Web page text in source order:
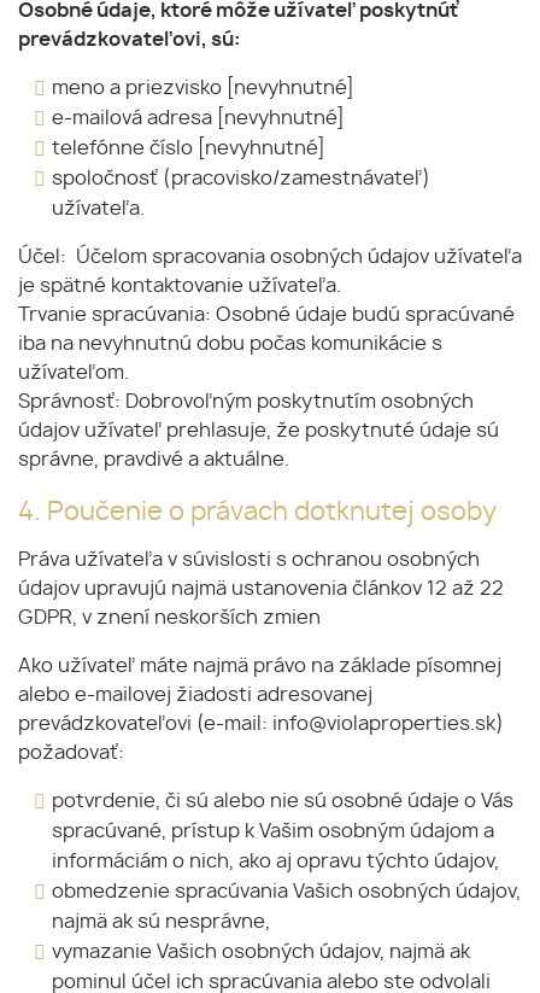
Osobné údaje, ktoré môže užívateľ poskytnúť
prevádzkovateľovi, sú:
meno a priezvisko [nevyhnutné]
e-mailová adresa [nevyhnutné]
telefónne číslo [nevyhnutné]
spoločnosť (pracovisko/zamestnávateľ)
užívateľa.
Účel: Účelom spracovania osobných údajov užívateľa
je spätné kontaktovanie užívateľa.
Trvanie spracúvania: Osobné údaje budú spracúvané
iba na nevyhnutnú dobu počas komunikácie s
užívateľom.
Správnosť: Dobrovoľným poskytnutím osobných
údajov užívateľ prehlasuje, že poskytnuté údaje sú
správne, pravdivé a aktuálne.
4. Poučenie o právach dotknutej osoby
Práva užívateľa v súvislosti s ochranou osobných
údajov upravujú najmä ustanovenia článkov 12 až 22
GDPR, v znení neskorších zmien
Ako užívateľ máte najmä právo na základe písomnej
alebo e-mailovej žiadosti adresovanej
prevádzkovateľovi (e-mail: info@violaproperties.sk)
požadovať:
potvrdenie, či sú alebo nie sú osobné údaje o Vás
spracúvané, prístup k Vašim osobným údajom a
informáciám o nich, ako aj opravu týchto údajov,
obmedzenie spracúvania Vašich osobných údajov,
najmä ak sú nesprávne,
vymazanie Vašich osobných údajov, najmä ak
pominul účel ich spracúvania alebo ste odvolali